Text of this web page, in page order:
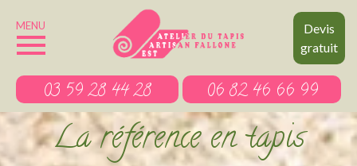
Devis
gratuit
MENU
03 59 28 44 28 06 82 46 66 99
La référence en tapis